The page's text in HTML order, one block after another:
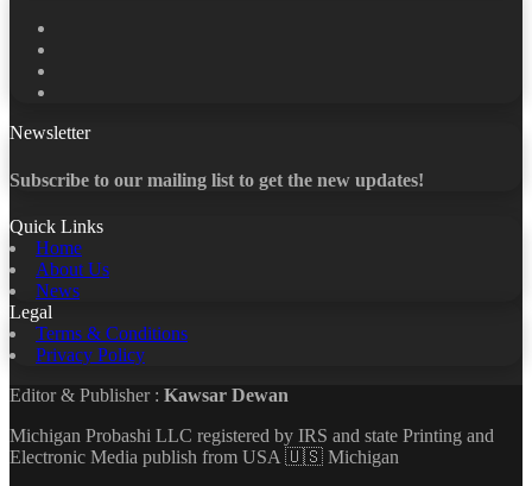
Newsletter
Subscribe to our mailing list to get the new updates!
Quick Links
Home
About Us
News
Legal
Terms & Conditions
Privacy Policy
Editor & Publisher : Kawsar Dewan
Michigan Probashi LLC registered by IRS and state Printing and
Electronic Media publish from USA 🇺🇸 Michigan